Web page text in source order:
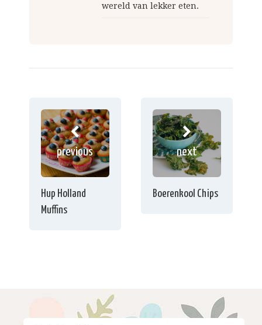
wereld van lekker eten.
previous
Hup Holland
Muffins
next
Boerenkool Chips